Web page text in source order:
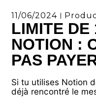
11/06/2024
LIMITE DE
NOTION :
PAS
Si tu utilises Notion
déjà rencontré le